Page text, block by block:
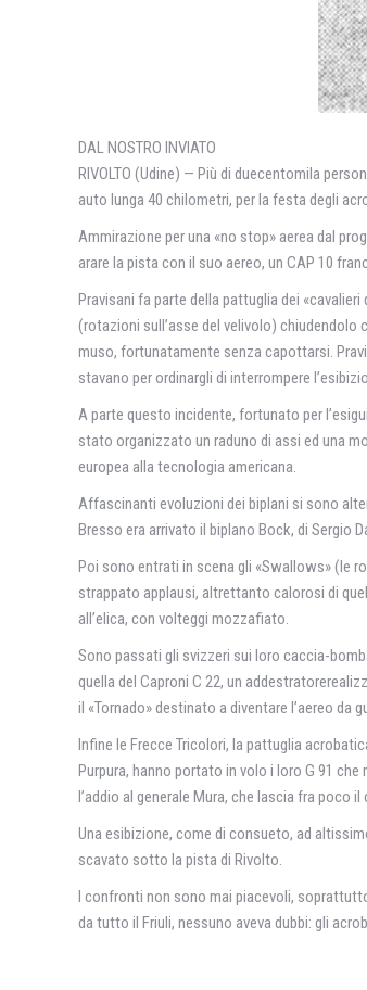
DAL NOSTRO INVIATO
RIVOLTO (Udine) — Più di duecentomila
auto lunga 40 chilometri, per la festa degli
Ammirazione per una «no stop» aerea dal
arare la pista con il suo aereo, un CAP 10
Pravisani fa parte della pattuglia dei
(rotazioni sull’asse del velivolo)
muso, fortunatamente senza capottarsi.
stavano per ordinargli di interrompere
A parte questo incidente, fortunato per
stato organizzato un raduno di assi ed una
europea alla tecnologia americana.
Affascinanti evoluzioni dei biplani si sono
Bresso era arrivato il biplano Bock, di Sergio
Poi sono entrati in scena gli «Swallows» (le
strappato applausi, altrettanto calorosi di
all’elica, con volteggi mozzafiato.
Sono passati gli svizzeri sui loro caccia-
quella del Caproni C 22, un
il «Tornado» destinato a diventare l’aereo da
Infine le Frecce Tricolori, la pattuglia
Purpura, hanno portato in volo i loro G 91
l’addio al generale Mura, che lascia fra poco
Una esibizione, come di consueto, ad
scavato sotto la pista di Rivolto.
I confronti non sono mai piacevoli,
da tutto il Friuli, nessuno aveva dubbi: gli